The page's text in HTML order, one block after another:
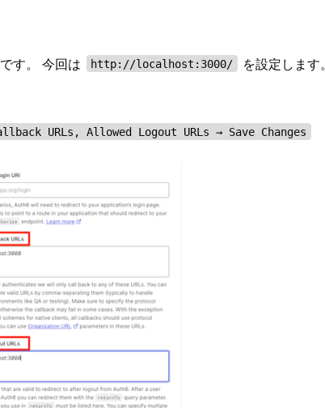
す。 今回は http://localhost:3000/ を設定します。
URLs, Allowed Logout URLs → Save Changes